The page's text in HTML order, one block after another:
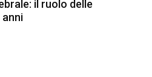
il ruolo delle